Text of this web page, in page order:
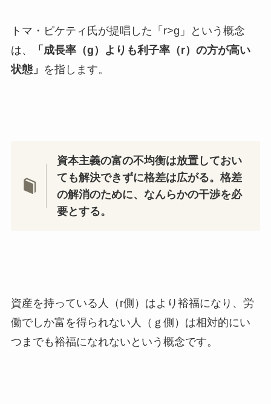
トマ・ピケティ氏が提唱した「r>g」という概念
は、
「成長率（g）よりも利子率（r）の方が高い
状態」 を指します。
資本主義の富の不均衡は放置しておい
ても解決できずに格差は広がる。格差
の解消のために、なんらかの干渉を必
要とする。
資産を持っている人（r側）はより裕福になり、労
働でしか富を得られない人（ｇ側）は相対的にい
つまでも裕福になれないという概念です。